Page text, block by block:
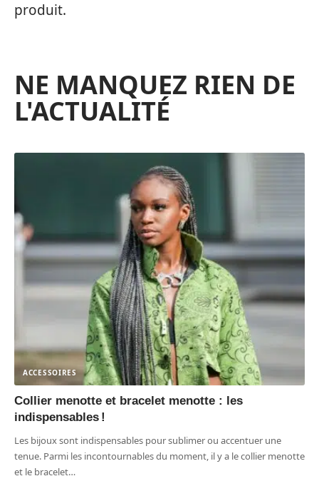
produit.
NE MANQUEZ RIEN DE
L'ACTUALITÉ
ACCESSOIRES
Collier menotte et bracelet menotte : les
indispensables !
Les bijoux sont indispensables pour sublimer ou accentuer une
tenue. Parmi les incontournables du moment, il y a le collier menotte
et le bracelet…